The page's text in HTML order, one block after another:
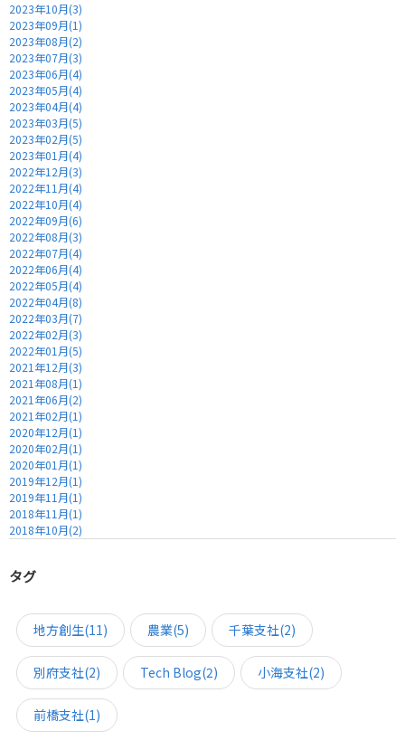
2023年10月(3)
2023年09月(1)
2023年08月(2)
2023年07月(3)
2023年06月(4)
2023年05月(4)
2023年04月(4)
2023年03月(5)
2023年02月(5)
2023年01月(4)
2022年12月(3)
2022年11月(4)
2022年10月(4)
2022年09月(6)
2022年08月(3)
2022年07月(4)
2022年06月(4)
2022年05月(4)
2022年04月(8)
2022年03月(7)
2022年02月(3)
2022年01月(5)
2021年12月(3)
2021年08月(1)
2021年06月(2)
2021年02月(1)
2020年12月(1)
2020年02月(1)
2020年01月(1)
2019年12月(1)
2019年11月(1)
2018年11月(1)
2018年10月(2)
タグ
地方創生(11) 農業(5) 千葉支社(2)
別府支社(2) Tech Blog(2) 小海支社(2)
前橋支社(1)